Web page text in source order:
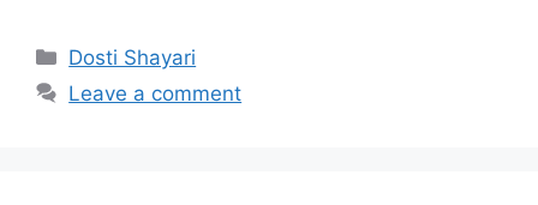
Categories
Dosti Shayari
Leave a comment